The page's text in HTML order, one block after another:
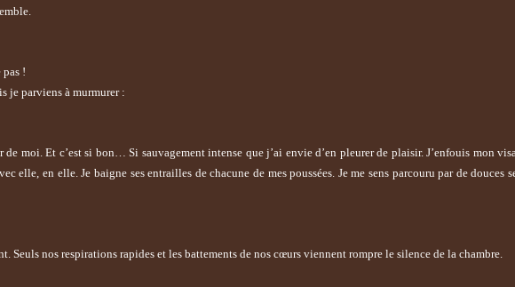
!
je parviens à murmurer :
moi. Et c’est si bon… Si sauvagement intense que j’ai envie d’en pleurer de plaisir. J’enfouis mon
elle, en elle. Je baigne ses entrailles de chacune de mes poussées. Je me sens parcouru par de douces
Seuls nos respirations rapides et les battements de nos cœurs viennent rompre le silence de la chambre.